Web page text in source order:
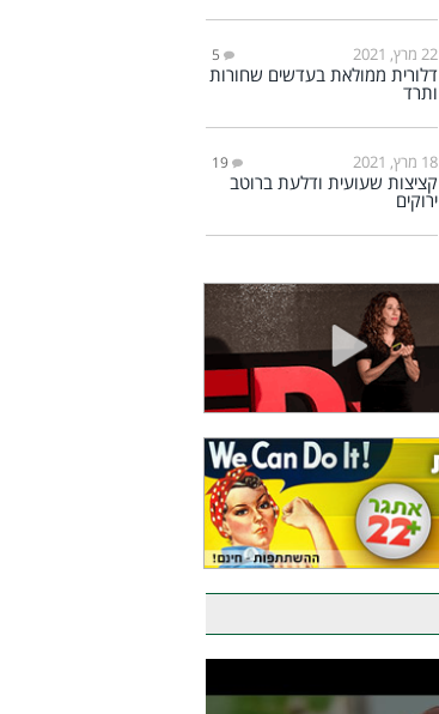
22 מרץ, 2021 5
דלורית ממולאת בעדשים שחורות
ותרד
18 מרץ, 2021 19
קציצות שעועית ודלעת ברוטב
ירוקים